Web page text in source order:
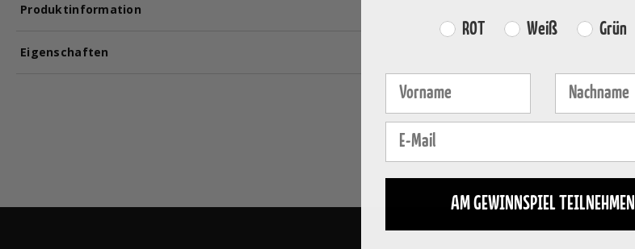
Eigenschaften
Produktinformation
Farvevalg
ROT Weiß Grün
Fornavn Efternavn
E-mail
AM GEWINNSPIEL TEILNEHMEN